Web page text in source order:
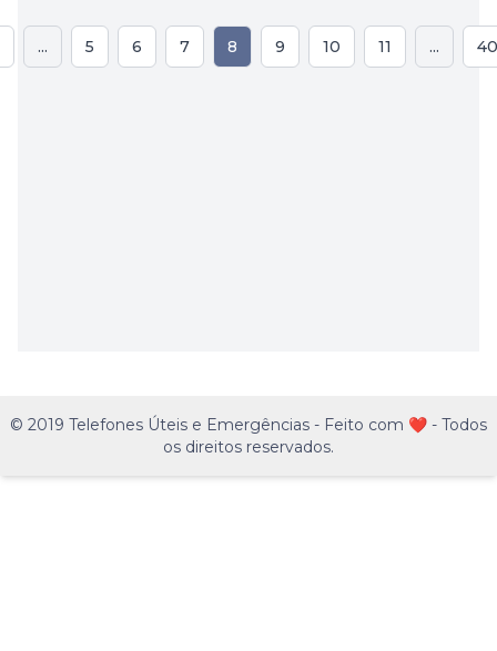
... 5 6 7 8 9 10 11 ... 40
© 2019 Telefones Úteis e Emergências - Feito com ❤️ - Todos
os direitos reservados.